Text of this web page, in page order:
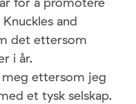
and
det ettersom
i år.
ettersom jeg
et tysk selskap.